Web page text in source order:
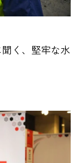
く、堅牢な水